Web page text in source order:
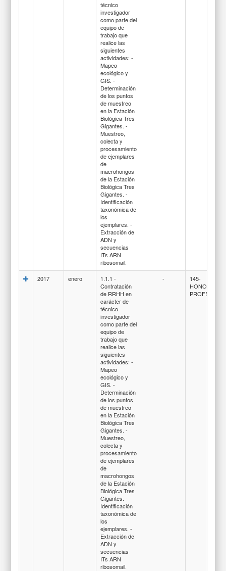
técnico
investigador
como parte del
equipo de
trabajo que
realice las
siguientes
actividades: -
Mapeo
ecológico y
GIS. -
Determinación
de los puntos
de muestreo
en la Estación
Biológica Tres
Gigantes. -
Muestreo,
colecta y
procesamiento
de ejemplares
de
macrohongos
de la Estación
Biológica Tres
Gigantes. -
Identificación
taxonómica de
los
ejemplares. -
Extracción de
ADN y
secuencias
ITs ARN
ribosomail.
2017 enero
1.1.1 -
Contratación
de RRHH en
carácter de
técnico
investigador
como parte del
equipo de
trabajo que
realice las
siguientes
actividades: -
Mapeo
ecológico y
GIS. -
Determinación
de los puntos
de muestreo
en la Estación
Biológica Tres
Gigantes. -
Muestreo,
colecta y
procesamiento
de ejemplares
de
macrohongos
de la Estación
Biológica Tres
Gigantes. -
Identificación
taxonómica de
los
ejemplares. -
Extracción de
ADN y
secuencias
ITs ARN
ribosomail.
-
145-